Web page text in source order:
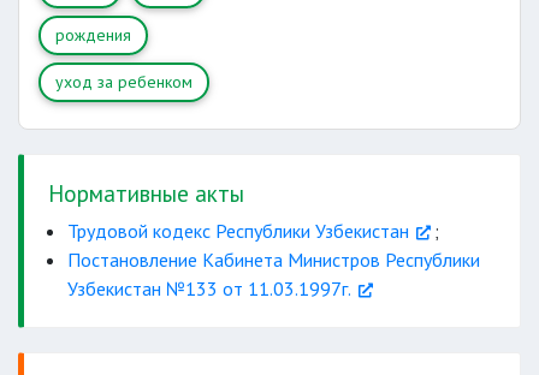
месяцев
продолжительности рабочей смены
6 месяцев
рождения
уход за ребенком
Нормативные акты
Трудовой кодекс Республики Узбекистан
;
Постановление Кабинета Министров Республики
Узбекистан №133 от 11.03.1997г.